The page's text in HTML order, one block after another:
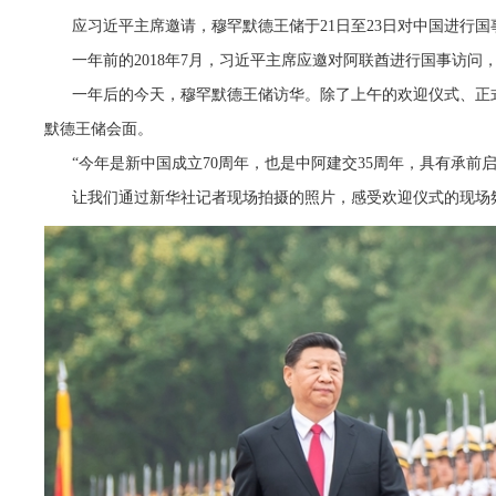
应习近平主席邀请，穆罕默德王储于21日至23日对中国进行国
一年前的2018年7月，习近平主席应邀对阿联酋进行国事访问
一年后的今天，穆罕默德王储访华。除了上午的欢迎仪式、
默德王储会面。
“今年是新中国成立70周年，也是中阿建交35周年，具有承前
让我们通过新华社记者现场拍摄的照片，感受欢迎仪式的现